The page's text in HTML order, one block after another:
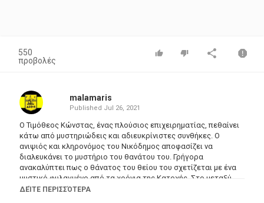
550
προβολές
malamaris
Published Jul 26, 2021
Ο Τιμόθεος Κώνστας, ένας πλούσιος επιχειρηματίας, πεθαίνει
κάτω από μυστηριώδεις και αδιευκρίνιστες συνθήκες. Ο
ανιψιός και κληρονόμος του Νικόδημος αποφασίζει να
διαλευκάνει το μυστήριο του θανάτου του. Γρήγορα
ανακαλύπτει πως ο θάνατος του θείου του σχετίζεται με ένα
μυστικό φυλαγμένο από τα χρόνια της Κατοχής. Στο μεταξύ
όμως ο Νικόδημος ερωτεύεται την όμορφη και μυστηριώδη
ΔΕΊΤΕ ΠΕΡΙΣΣΌΤΕΡΑ